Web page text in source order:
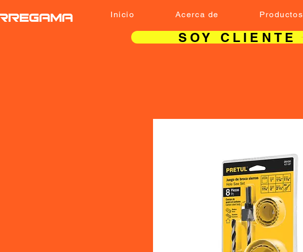
Inicio Acerca de Productos
SOY CLIENTE